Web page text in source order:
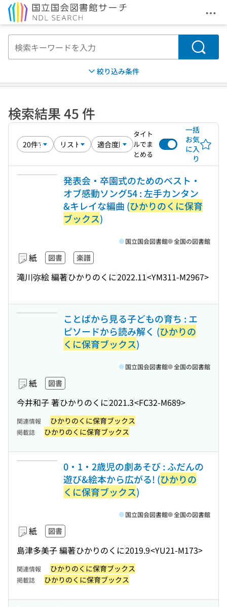
メ
検索
絞り込み条件
検索結果 45 件
タイト
ルでま
とめる
一括
お気
に入
り
発表会・卒園式のためのベスト・
オブ感動ソング54 : 左手カンタン
&キレイな編曲 (ひかりのくに保育
ブックス)
紙 図書 楽譜
滝川弥絵 編著ひかりのくに2022.11<YM311-M2967>
国立国会図書館 全国の図書館
ことばから見る子どもの育ち : エ
ピソードから読み解く (ひかりの
くに保育ブックス)
紙 図書
今井和子 著ひかりのくに2021.3<FC32-M689>
国立国会図書館 全国の図書館
関連情報 ひかりのくに保育ブックス
掲載誌 ひかりのくに保育ブックス
0・1・2歳児の劇あそび : ふだんの
遊び&絵本から広がる! (ひかりの
くに保育ブックス)
紙 図書
島津多美子 編著ひかりのくに2019.9<YU21-M173>
国立国会図書館 全国の図書館
関連情報 ひかりのくに保育ブックス
掲載誌 ひかりのくに保育ブックス